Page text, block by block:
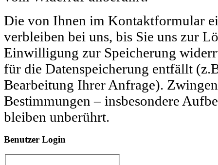
Die von Ihnen im Kontaktformular
verbleiben bei uns, bis Sie uns zur
Einwilligung zur Speicherung
für die Datenspeicherung entfällt
Bearbeitung Ihrer Anfrage).
Bestimmungen – insbesondere
bleiben unberührt.
Benutzer Login